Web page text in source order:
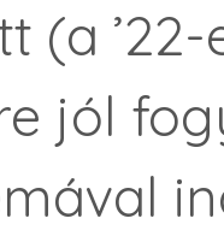
(a
jól